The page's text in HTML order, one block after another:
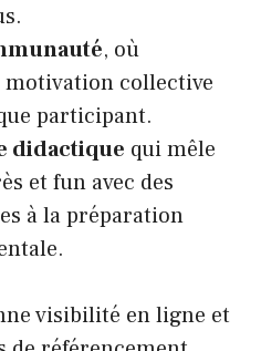
, où
motivation collective
participant.
didactique qui mêle
et fun avec des
à la préparation
visibilité en ligne et